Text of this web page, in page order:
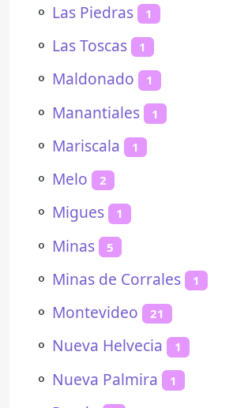
⚬ Las Piedras 1
⚬ Las Toscas 1
⚬ Maldonado 1
⚬ Manantiales 1
⚬ Mariscala 1
⚬ Melo 2
⚬ Migues 1
⚬ Minas 5
⚬ Minas de Corrales 1
⚬ Montevideo 21
⚬ Nueva Helvecia 1
⚬ Nueva Palmira 1